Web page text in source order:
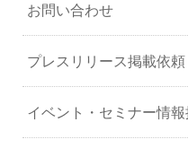
お問い合わせ
プレスリリース掲載依頼
イベント・セミナー情